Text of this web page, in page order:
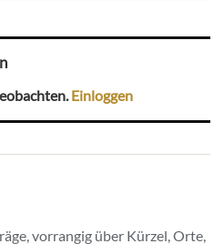
Einloggen
vorrangig über Kürzel, Orte,